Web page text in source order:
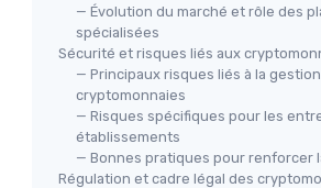
— Évolution du marché et rôle des
spécialisées
Sécurité et risques liés aux
— Principaux risques liés à la
cryptomonnaies
— Risques spécifiques pour les
établissements
— Bonnes pratiques pour renforcer
Régulation et cadre légal des